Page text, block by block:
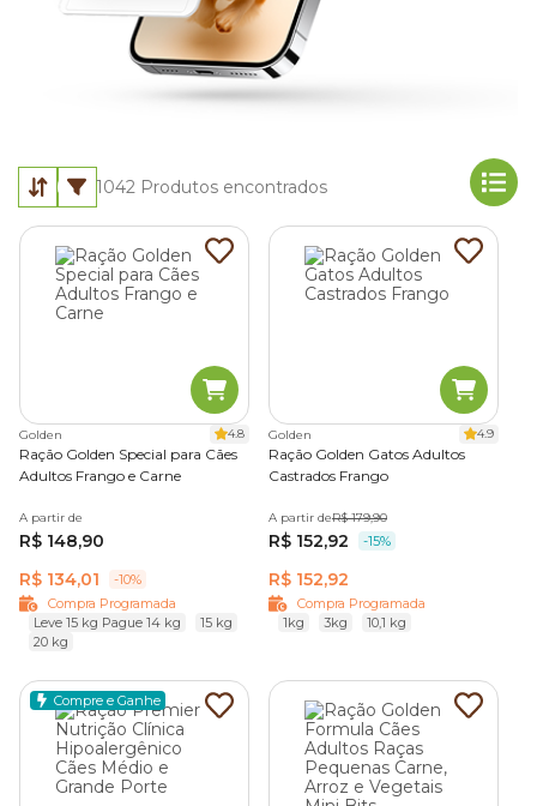
1042 Produtos encontrados
Golden 4.8
Ração Golden Special para Cães
Adultos Frango e Carne
A partir de
R$ 148,90
R$ 134,01
-10%
Compra Programada
Leve 15 kg Pague 14 kg
15 kg
20 kg
Golden 4.9
Ração Golden Gatos Adultos
Castrados Frango
A partir deR$ 179,90
R$ 152,92 -15%
R$ 152,92
Compra Programada
1kg
3kg 10,1 kg
Compre e Ganhe